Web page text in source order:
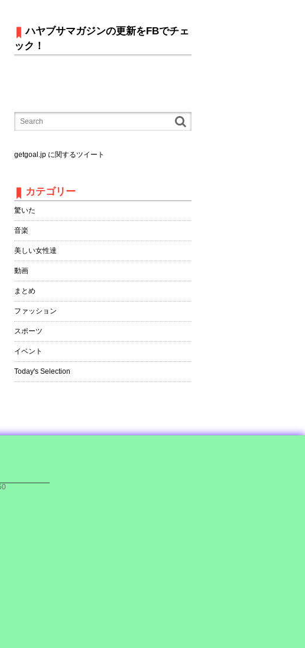
ハヤブサマガジンの更新をFBでチェ
ック！
getgoal.jp に関するツイート
カテゴリー
驚いた
音楽
美しい女性達
動画
まとめ
ファッション
スポーツ
イベント
Today's Selection